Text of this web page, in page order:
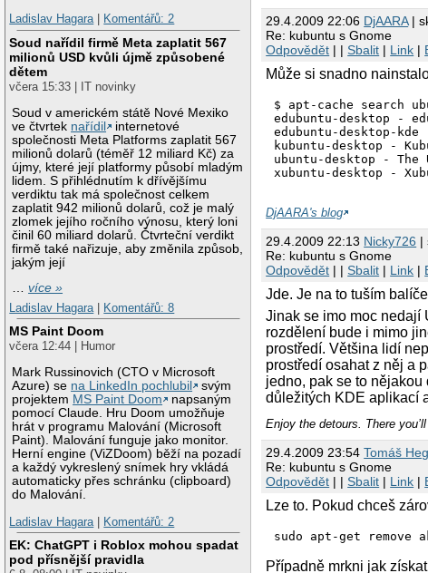
Ladislav Hagara| Komentářů: 2
Soud nařídil firmě Meta zaplatit 567
milionů USD kvůli újmě způsobené
dětem
včera 15:33 | IT novinky
Soud v americkém státě Nové Mexiko
ve čtvrtek nařídil
internetové
společnosti Meta Platforms zaplatit 567
milionů dolarů (téměř 12 miliard Kč) za
újmy, které její platformy působí mladým
lidem. S přihlédnutím k dřívějšímu
verdiktu tak má společnost celkem
zaplatit 942 milionů dolarů, což je malý
zlomek jejího ročního výnosu, který loni
činil 60 miliard dolarů. Čtvrteční verdikt
firmě také nařizuje, aby změnila způsob,
jakým její
…více »
Ladislav Hagara
Komentářů: 8
MS Paint Doom
včera 12:44 | Humor
Mark Russinovich (CTO v Microsoft
Azure) se na LinkedIn pochlubil
svým
projektem MS Paint Doom
napsaným
pomocí Claude. Hru Doom umožňuje
hrát v programu Malování (Microsoft
Paint). Malování funguje jako monitor.
Herní engine (ViZDoom) běží na pozadí
a každý vykreslený snímek hry vkládá
automaticky přes schránku (clipboard)
do Malování.
Ladislav Hagara
Komentářů: 2
EK: ChatGPT i Roblox mohou spadat
pod přísnější pravidla
29.4.2009 22:06 DjAARA|
Re: kubuntu s Gnome
Odpovědět | |Sbalit | Link |
Může si snadno
$ apt-cache search
edubuntu-desktop -
edubuntu-desktop-
kubuntu-desktop -
ubuntu-desktop - The
DjAARA's blog
29.4.2009 22:13 Nicky726 |
Re: kubuntu s Gnome
Odpovědět | |Sbalit | Link |
Jde. Je na to tuším
Jinak se imo moc nedají
rozdělení bude i mimo
prostředí. Většina lidí
prostředí osahat z něj a
jedno, pak se to
důležitých KDE aplikací
Enjoy the detours. There
29.4.2009 23:54Tomáš
Re: kubuntu s Gnome
Odpovědět | |Sbalit | Link |
Lze to. Pokud chceš
sudo apt-get remove
Případně mrkni jak